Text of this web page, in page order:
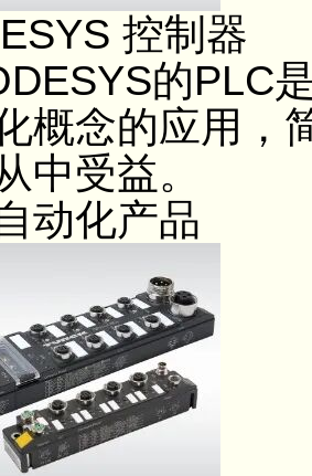
控制器
的PLC是
概念的应用，
中受益。
化产品